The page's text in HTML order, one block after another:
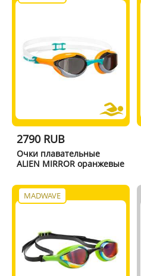
2790 RUB
Очки плавательные
ALIEN MIRROR оранжевые
MADWAVE